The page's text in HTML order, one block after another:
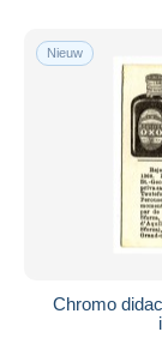
Nieuw
Chromo